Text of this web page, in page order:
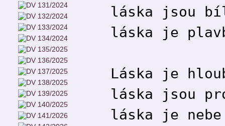
láska jsou
láska je
Láska je
láska jsou
láska je